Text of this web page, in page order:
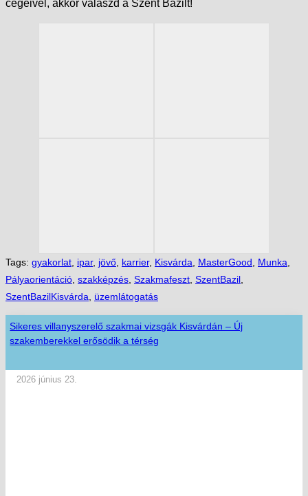
cégeivel, akkor válaszd a Szent Bazilt!
Tags: gyakorlat ipar, jövő karrier, Kisvárda MasterGood Munka
Pályaorientáció szakképzés Szakmafeszt SzentBazil
SzentBazilKisvárda
üzemlátogatás
Sikeres villanyszerelő szakmai vizsgák Kisvárdán – Új
szakemberekkel erősödik a térség
2026 június 23.